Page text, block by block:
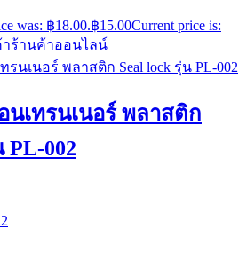
was: ฿18.00.฿15.00Current price is:
ร้านค้าออนไลน์
เทรนเนอร์ พลาสติก
PL-002